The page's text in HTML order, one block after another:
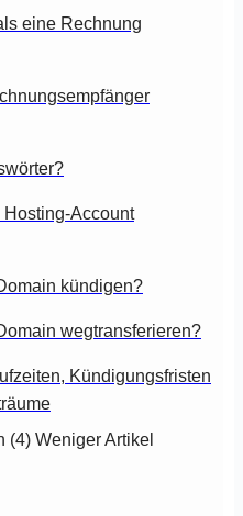
eine Rechnung
Account
kündigen?
wegtransferieren?
Kündigungsfristen
(4) Weniger Artikel